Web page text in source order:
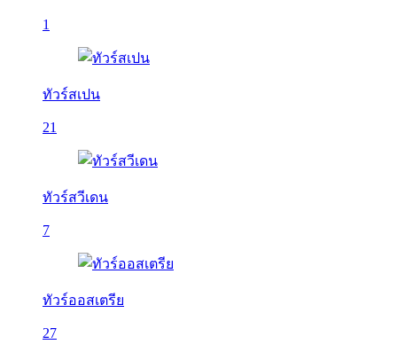
1
ทัวร์สเปน
21
ทัวร์สวีเดน
7
ทัวร์ออสเตรีย
27